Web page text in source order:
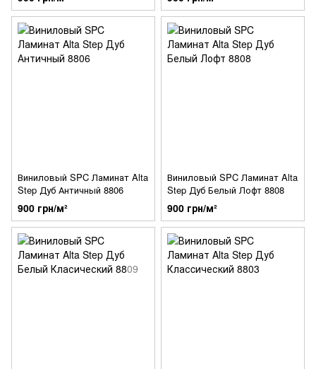
Виниловый SPC Ламинат Alta
Step Дуб Античный 8806
900 грн/м²
Виниловый SPC Ламинат Alta
Step Дуб Белый Лофт 8808
900 грн/м²